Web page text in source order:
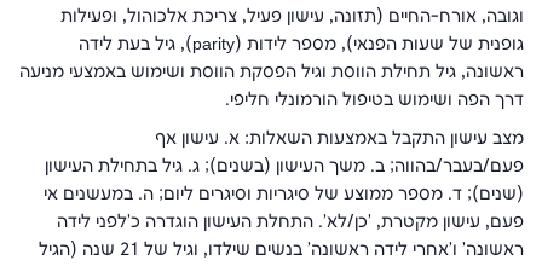
וגובה, אורח-החיים (תזונה, עישון פעיל, צריכת אלכוהול, ופעילות
גופנית של שעות הפנאי), מספר לידות (parity), גיל בעת לידה
ראשונה, גיל תחילת הווסת וגיל הפסקת הווסת ושימוש באמצעי מניעה
דרך הפה ושימוש בטיפול הורמונלי חליפי.
מצב עישון התקבל באמצעות השאלות: א. עישון אף
פעם/בעבר/בהווה; ב. משך העישון (בשנים); ג. גיל בתחילת העישון
(שנים); ד. מספר ממוצע של סיגריות וסיגרים ליום; ה. במעשנים אי
פעם, עישון מקטרת, 'כן/לא'. התחלת העישון הוגדרה כ'לפני לידה
ראשונה' ו'אחרי לידה ראשונה' בנשים שילדו, וגיל של 21 שנה (הגיל